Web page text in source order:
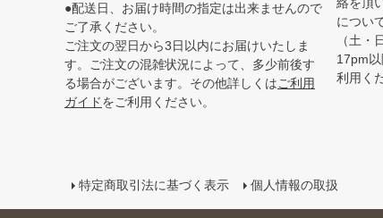
●配送日、お届け時間の指定は出来ませんので
ご了承ください。
ご注文の翌日から3日以内にお届けいたしま
す。ご注文の混雑状況によって、多少前後す
る場合がございます。その他詳しくはご利用
ガイドをご利用ください。
につい
（土・
17pm
利用く
特定商取引法に基づく表示 個人情報の取扱